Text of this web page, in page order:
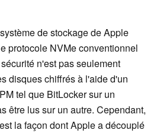
de stockage de Apple
protocole NVMe conventionnel
n'est pas seulement
disques chiffrés à l'aide d'un
tel que BitLocker sur un
être lus sur un autre. Cependant,
la façon dont Apple a découplé